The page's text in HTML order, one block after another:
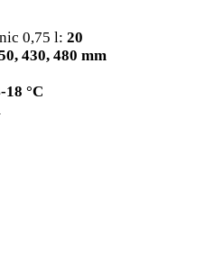
0,75 l: 20
430, 480 mm
18 °C